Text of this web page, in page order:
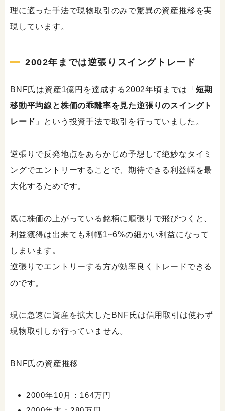
理に適った手法で現物取引のみで驚異の資産推移を実
現しています。
2002年までは逆張りスイングトレード
BNF氏は資産1億円を達成する2002年頃までは「 短期
移動平均線と株価の乖離率を見た逆張りのスイングト
レード 」という投資手法で取引を行っていました。
逆張りで反発地点をあらかじめ予想して絶妙なタイミ
ングでエントリーすることで、期待できる利益幅を最
大化するためです。
既に株価の上がっている銘柄に順張りで飛びつくと、
利益獲得は出来ても利幅1~6%の細かい利益になって
しまいます。
逆張りでエントリーする方が効率良くトレードできる
のです。
現に急速に資産を拡大したBNF氏は信用取引は使わず
現物取引しか行っていません。
BNF氏の資産推移
2000年10月：164万円